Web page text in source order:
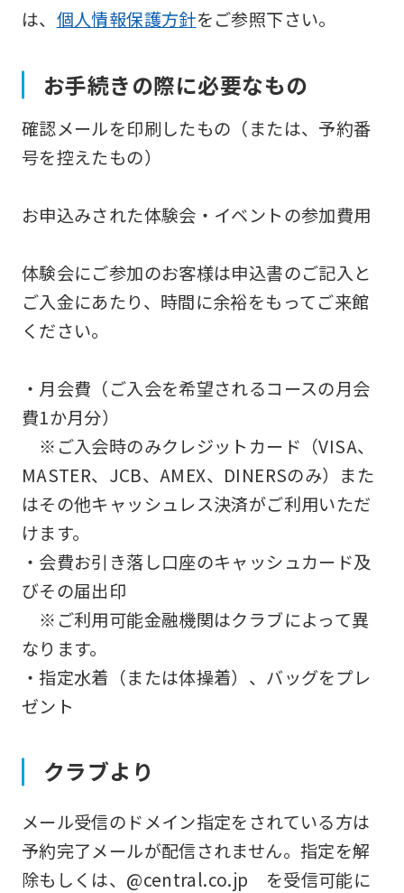
は、 個人情報保護方針をご参照下さい。
お手続きの際に必要なもの
確認メールを印刷したもの（または、予約番
号を控えたもの）
お申込みされた体験会・イベントの参加費用
体験会にご参加のお客様は申込書のご記入と
ご入金にあたり、時間に余裕をもってご来館
ください。
・月会費（ご入会を希望されるコースの月会
費1か月分）
※ご入会時のみクレジットカード（VISA、
MASTER、JCB、AMEX、DINERSのみ）また
はその他キャッシュレス決済がご利用いただ
けます。
・会費お引き落し口座のキャッシュカード及
びその届出印
※ご利用可能金融機関はクラブによって異
なります。
・指定水着（または体操着）、バッグをプレ
ゼント
クラブより
メール受信のドメイン指定をされている方は
予約完了メールが配信されません。指定を解
除もしくは、@central.co.jp を受信可能に